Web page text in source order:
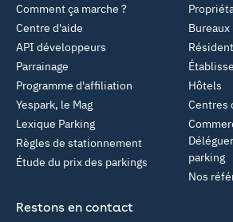
Bureaux
Hôtels
Centres
parking
Nos
Comment ça marche ?
Centre d'aide
API développeurs
Parrainage
Programme d'affiliation
Yespark, le Mag
Lexique Parking
Règles de stationnement
Étude du prix des parkings
Restons en contact